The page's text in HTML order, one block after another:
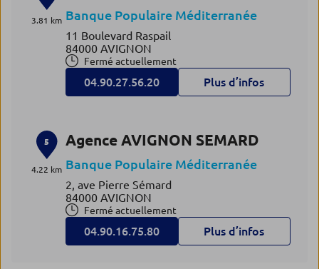
3.81 km Banque Populaire Méditerranée
11 Boulevard Raspail
84000 AVIGNON
Fermé actuellement
04.90.27.56.20 Plus d’infos
5
4.22 km
Agence AVIGNON SEMARD
Banque Populaire Méditerranée
2, ave Pierre Sémard
84000 AVIGNON
Fermé actuellement
04.90.16.75.80 Plus d’infos